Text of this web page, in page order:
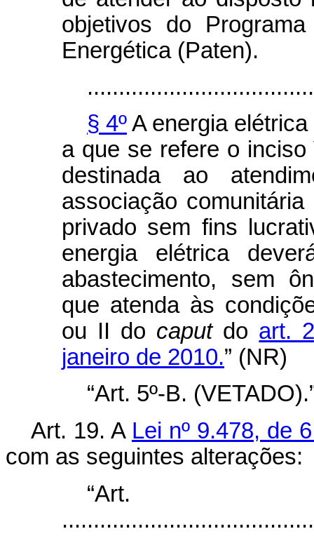
objetivos do
Energética (Paten).
§ 4ºA energia
a que se refere o
destinada ao
associação
privado sem fins
energia elétrica
abastecimento, sem
que atenda às
ou II do caputdo art.
janeiro de 2010.” (NR)
“Art. 5º-B.
Art. 19. A Lei nº 9.478, de
com as seguintes alterações: